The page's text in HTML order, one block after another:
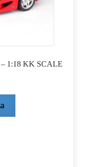
1:18 KK SCALE